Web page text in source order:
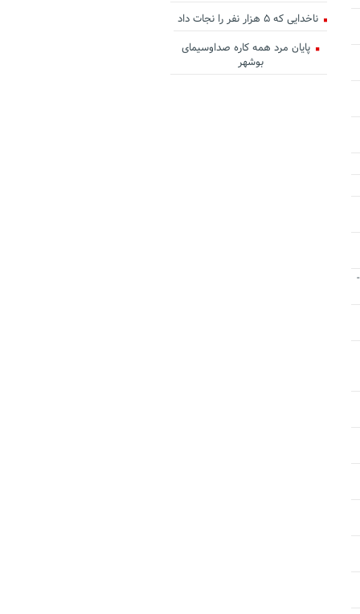
ناخدایی که ۵ هزار نفر را نجات داد
پایان مرد همه کاره صداوسیمای
بوشهر